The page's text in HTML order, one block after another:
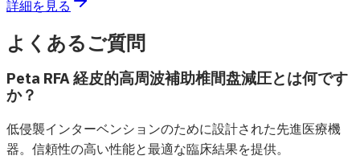
詳細を見る
よくあるご質問
Peta RFA 経皮的高周波補助椎間盘減圧とは何です
か？
低侵襲インターベンションのために設計された先進医療機
器。信頼性の高い性能と最適な臨床結果を提供。